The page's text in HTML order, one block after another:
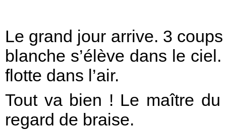
Le grand jour arrive. 3
blanche s’élève dans le
flotte dans l’air.
Tout va bien ! Le maître
regard de braise.